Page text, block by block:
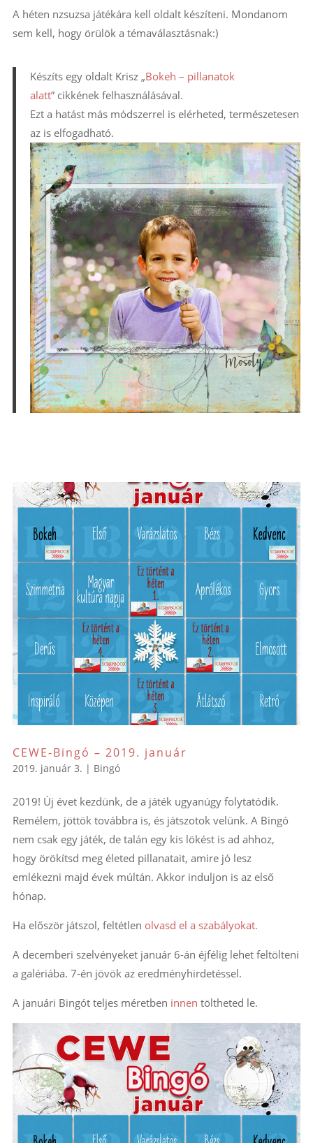
A héten nzsuzsa játékára kell oldalt készíteni. Mondanom
sem kell, hogy örülök a témaválasztásnak:)
Készíts egy oldalt Krisz „Bokeh – pillanatok
alatt” cikkének felhasználásával.
Ezt a hatást más módszerrel is elérheted, természetesen
az is elfogadható.
CEWE-Bingó – 2019. január
2019. január 3. | Bingó
2019! Új évet kezdünk, de a játék ugyanúgy folytatódik.
Remélem, jöttök továbbra is, és játszotok velünk. A Bingó
nem csak egy játék, de talán egy kis lökést is ad ahhoz,
hogy örökítsd meg életed pillanatait, amire jó lesz
emlékezni majd évek múltán. Akkor induljon is az első
hónap.
Ha először játszol, feltétlen olvasd el a szabályokat.
A decemberi szelvényeket január 6-án éjfélig lehet feltölteni
a galériába. 7-én jövök az eredményhirdetéssel.
A januári Bingót teljes méretben innen töltheted le.